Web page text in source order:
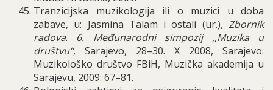
Tranzicijska muzikologija ili o muzici u doba
zabave, u: Jasmina Talam i ostali (ur.),Zbornik
radova. 6. Međunarodni simpozij,,Muzika u
društvu“, Sarajevo, 28–30. X 2008, Sarajevo:
Muzikološko društvo FBiH, Muzička akademija u
Sarajevu, 2009: 67–81.